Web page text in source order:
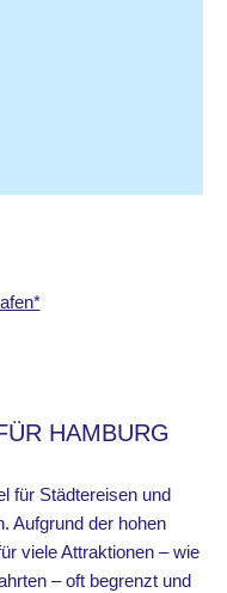
HAMBURG
für Städtereisen und
Aufgrund der hohen
viele Attraktionen – wie
– oft begrenzt und